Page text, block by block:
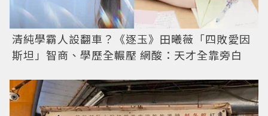
清純學霸人設翻車？《逐玉》田曦薇「四敗愛因
斯坦」智商、學歷全輾壓 網酸：天才全靠旁白